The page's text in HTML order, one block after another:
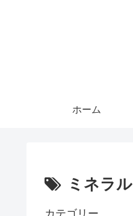
ホーム
ミネラル
カテゴリー